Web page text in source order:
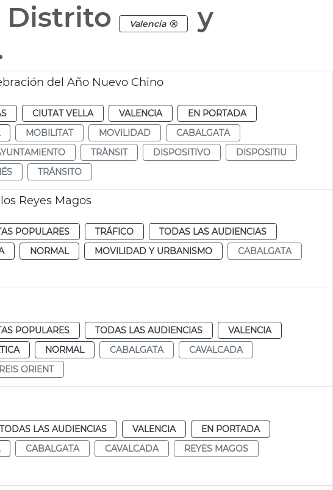
Distrito Valencia
y
del Año Nuevo Chino
CIUTAT VELLA VALENCIA
EN PORTADA
MOBILITAT MOVILIDAD
CABALGATA
TRÀNSIT DISPOSITIVO
DISPOSITIU
TRÁNSITO
Reyes Magos
POPULARES TRÁFICO
TODAS LAS AUDIENCIAS
NORMAL MOVILIDAD Y URBANISMO
CABALGATA
POPULARES TODAS LAS AUDIENCIAS
VALENCIA
NORMAL CABALGATA
CAVALCADA
REIS ORIENT
TODAS LAS AUDIENCIAS VALENCIA
EN PORTADA
CABALGATA CAVALCADA
REYES MAGOS